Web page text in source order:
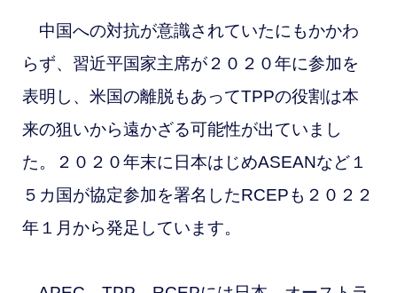
中国への対抗が意識されていたにもかかわ
らず、習近平国家主席が２０２０年に参加を
表明し、米国の離脱もあってTPPの役割は本
来の狙いから遠かざる可能性が出ていまし
た。２０２０年末に日本はじめASEANなど１
５カ国が協定参加を署名したRCEPも２０２２
年１月から発足しています。